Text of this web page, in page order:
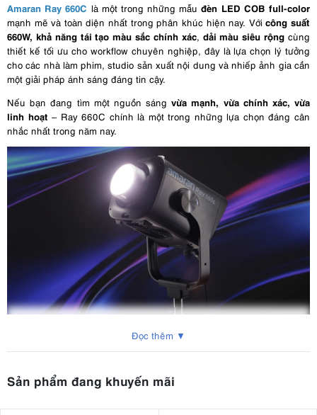
Amaran Ray 660C là một trong những mẫuđèn LED COB full-color
mạnh mẽ và toàn diện nhất trong phân khúc hiện nay. Vớicông suất
660W, khả năng tái tạo màu sắc chính xác, dải màu siêu rộng cùng
thiết kế tối ưu cho workflow chuyên nghiệp, đây là lựa chọn lý tưởng
cho các nhà làm phim, studio sản xuất nội dung và nhiếp ảnh gia cần
một giải pháp ánh sáng đáng tin cậy.
Nếu bạn đang tìm một nguồn sángvừa mạnh, vừa chính xác, vừa
linh hoạt – Ray 660C chính là một trong những lựa chọn đáng cân
nhắc nhất trong năm nay.
2. Thông số kỹ thuật nổi bật của Amaran
Ray 660C
Công suất: 660W
Đọc thêm ▼
Sản phẩm đang khuyến mãi